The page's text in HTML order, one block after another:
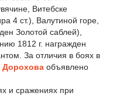
Витебске
4 ст.), Валутиной горе,
Золотой саблей),
1812 г. награжден
За отличия в боях в
Дорохова объявлено
и сражениях при